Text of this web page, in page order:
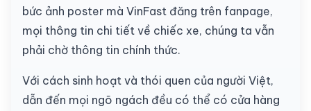
bức ảnh poster mà VinFast đăng trên fanpage,
mọi thông tin chi tiết về chiếc xe, chúng ta vẫn
phải chờ thông tin chính thức.
Với cách sinh hoạt và thói quen của người Việt,
dẫn đến mọi ngõ ngách đều có thể có cửa hàng